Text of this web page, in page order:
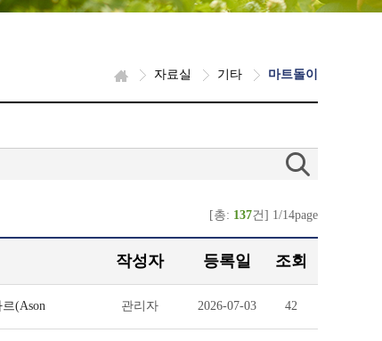
자료실 기타 마트돌이
[총: 137건] 1/14page
작성자 등록일 조회
(Ason 관리자 2026-07-03 42